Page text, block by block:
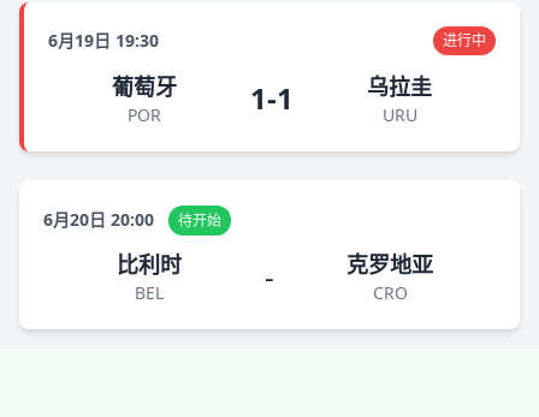
6月19日 19:30 进行中
葡萄牙
POR 1-1 乌拉圭
URU
6月20日 20:00 待开始
比利时
BEL - 克罗地亚
CRO